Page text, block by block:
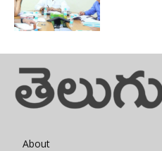
About